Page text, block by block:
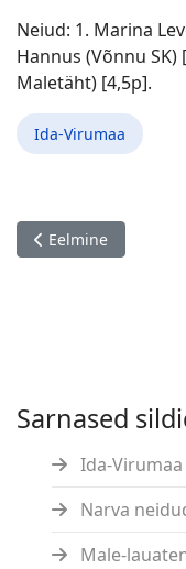
Neiud: 1. Marina
Hannus (Võnnu SK)
Maletäht) [4,5p].
Ida-Virumaa
Eelmine artikkel:
Eelmine
Sarnased
Ida-
Narva
Male-